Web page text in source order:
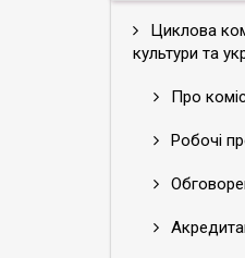
Циклова
культури та
Про
Робочі